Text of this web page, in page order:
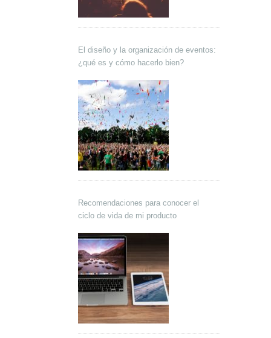
El diseño y la organización de eventos:
¿qué es y cómo hacerlo bien?
Recomendaciones para conocer el
ciclo de vida de mi producto